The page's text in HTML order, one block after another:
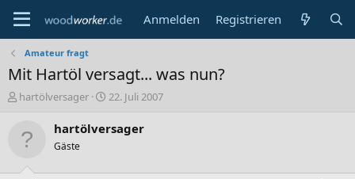
Anmelden Registrieren
Amateur fragt
Mit Hartöl versagt... was nun?
E
t
hartölversager
E
s
22. Juli 2007
hartölversager
Gäste